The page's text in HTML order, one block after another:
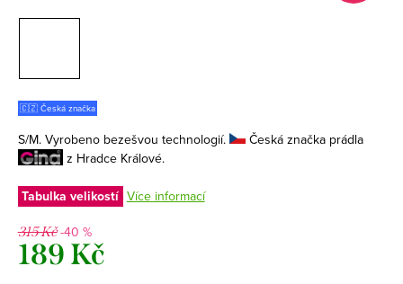
🇨🇿 Česká značka
S/M. Vyrobeno bezešvou technologií.
Česká značka prádla
z Hradce Králové.
Tabulka velikostí Více informací
315 Kč-40 %
189 Kč